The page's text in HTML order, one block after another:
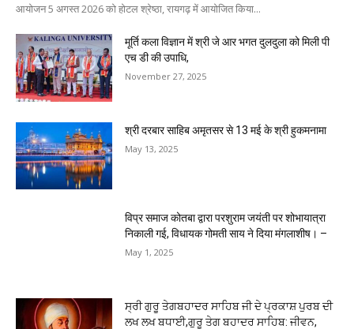
आयोजन 5 अगस्त 2026 को होटल श्रेष्ठा, रायगढ़ में आयोजित किया...
मूर्ति कला विज्ञान में श्री जे आर भगत दुलदुला को मिली पी
एच डी की उपाधि,
November 27, 2025
श्री दरबार साहिब अमृतसर से 13 मई के श्री हुकमनामा
May 13, 2025
विप्र समाज कोतबा द्वारा परशुराम जयंती पर शोभायात्रा
निकाली गई, विधायक गोमती साय ने दिया मंगलाशीष। –
May 1, 2025
ਸ੍ਰੀ ਗੁਰੂ ਤੇਗਬਹਾਦਰ ਸਾਹਿਬ ਜੀ ਦੇ ਪ੍ਰਕਾਸ਼ ਪੁਰਬ ਦੀ
ਲਖ ਲਖ ਬਧਾਈ,ਗੁਰੂ ਤੇਗ ਬਹਾਦਰ ਸਾਹਿਬ: ਜੀਵਨ,